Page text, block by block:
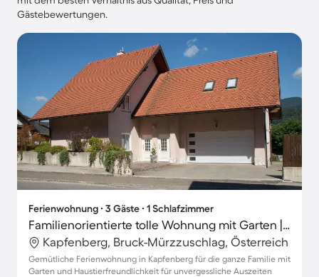
Gästebewertungen.
Ferienwohnung ∙ 3 Gäste ∙ 1 Schlafzimmer
Familienorientierte tolle Wohnung mit Garten | Haustiere sind willkommen
Kapfenberg, Bruck-Mürzzuschlag, Österreich
Gemütliche Ferienwohnung in Kapfenberg für die ganze Familie mit
Garten und Haustierfreundlichkeit für unvergessliche Auszeiten